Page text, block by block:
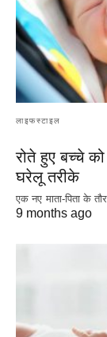
लाइफस्टाइल
रोते हुए बच्चे
घरेलू तरीके
एक नए माता-पिता के
9 months ago